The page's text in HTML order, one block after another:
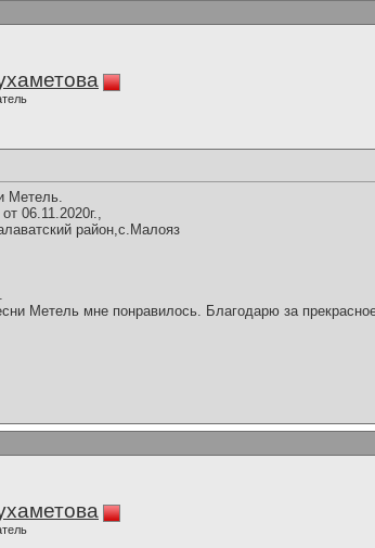
Метель.
06.11.2020г.,
район,с.Малояз
Метель мне понравилось. Благодарю за